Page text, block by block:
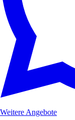
Weitere Angebote